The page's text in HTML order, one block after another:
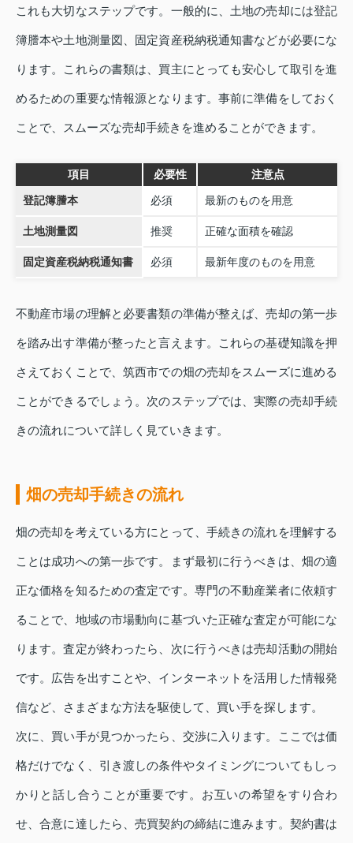
これも大切なステップです。一般的に、土地の売却には登記
簿謄本や土地測量図、固定資産税納税通知書などが必要にな
ります。これらの書類は、買主にとっても安心して取引を進
めるための重要な情報源となります。事前に準備をしておく
ことで、スムーズな売却手続きを進めることができます。
項目 必要性 注意点
登記簿謄本 必須 最新のものを用意
土地測量図 推奨 正確な面積を確認
固定資産税納税通知書 必須 最新年度のものを用意
不動産市場の理解と必要書類の準備が整えば、売却の第一歩
を踏み出す準備が整ったと言えます。これらの基礎知識を押
さえておくことで、筑西市での畑の売却をスムーズに進める
ことができるでしょう。次のステップでは、実際の売却手続
きの流れについて詳しく見ていきます。
畑の売却手続きの流れ
畑の売却を考えている方にとって、手続きの流れを理解する
ことは成功への第一歩です。まず最初に行うべきは、畑の適
正な価格を知るための査定です。専門の不動産業者に依頼す
ることで、地域の市場動向に基づいた正確な査定が可能にな
ります。査定が終わったら、次に行うべきは売却活動の開始
です。広告を出すことや、インターネットを活用した情報発
信など、さまざまな方法を駆使して、買い手を探します。
次に、買い手が見つかったら、交渉に入ります。ここでは価
格だけでなく、引き渡しの条件やタイミングについてもしっ
かりと話し合うことが重要です。お互いの希望をすり合わ
せ、合意に達したら、売買契約の締結に進みます。契約書は